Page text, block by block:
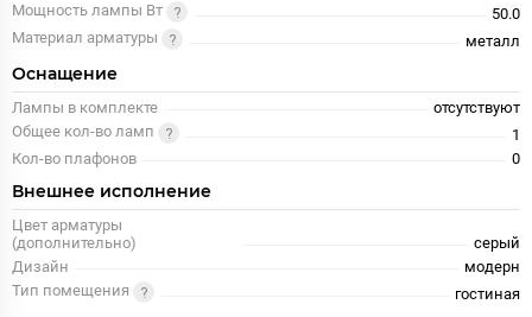
Мощность лампы Вт
50.0
Материал арматуры
металл
Оснащение
Лампы в комплекте
отсутствуют
Общее кол-во ламп
1
Кол-во плафонов
0
Внешнее исполнение
Цвет арматуры
(дополнительно)
серый
Дизайн
модерн
Тип помещения
гостиная